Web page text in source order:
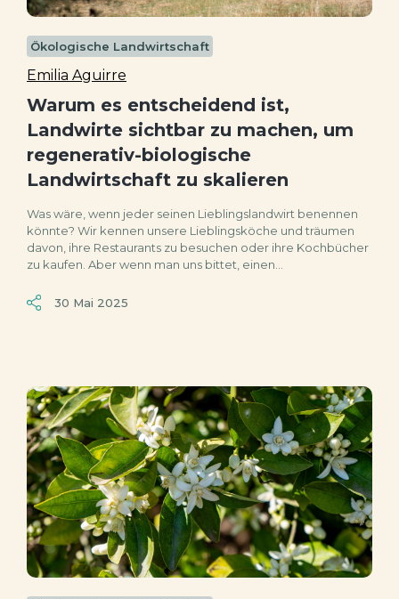
Ökologische Landwirtschaft
Emilia Aguirre
Warum es entscheidend ist,
Landwirte sichtbar zu machen, um
regenerativ-biologische
Landwirtschaft zu skalieren
Was wäre, wenn jeder seinen Lieblingslandwirt benennen
könnte? Wir kennen unsere Lieblingsköche und träumen
davon, ihre Restaurants zu besuchen oder ihre Kochbücher
zu kaufen. Aber wenn man uns bittet, einen...
30 Mai 2025